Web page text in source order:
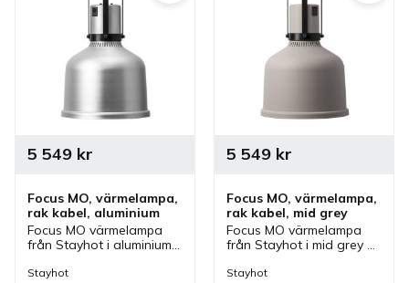
Focus MO, värmelampa,
rak kabel, aluminium
Focus MO värmelampa
från Stayhot i aluminium
Värmelampa med fast
5 549kr
Stayhot
Focus MO, värmelampa,
rak kabel, mid grey
Focus MO värmelampa
från Stayhot i mid grey
Värmelampa med fast
5 549kr
Stayhot